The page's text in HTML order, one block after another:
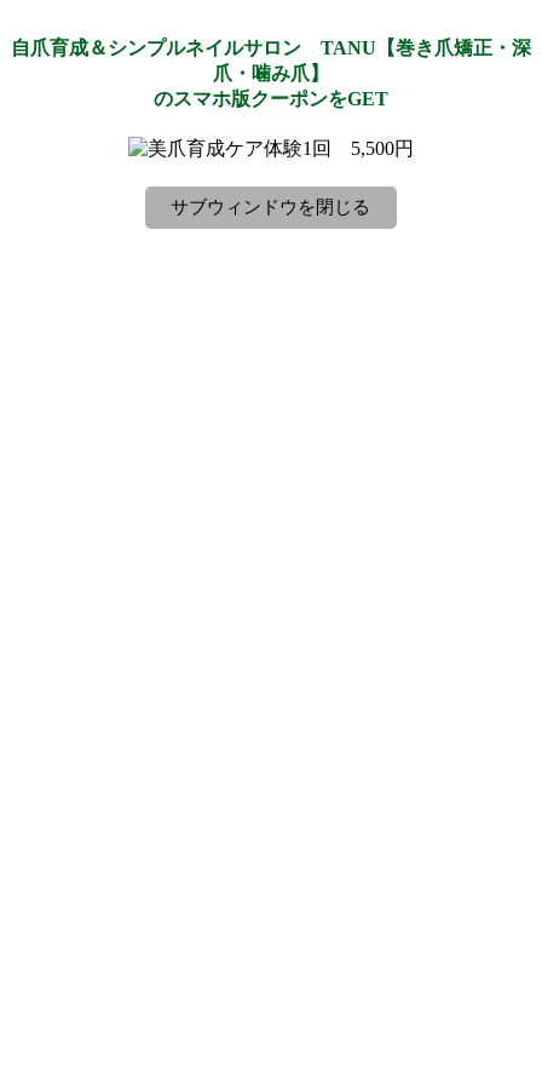
自爪育成＆シンプルネイルサロン TANU【巻き爪矯正・深
爪・噛み爪】
のスマホ版クーポンをGET
サブウィンドウを閉じる